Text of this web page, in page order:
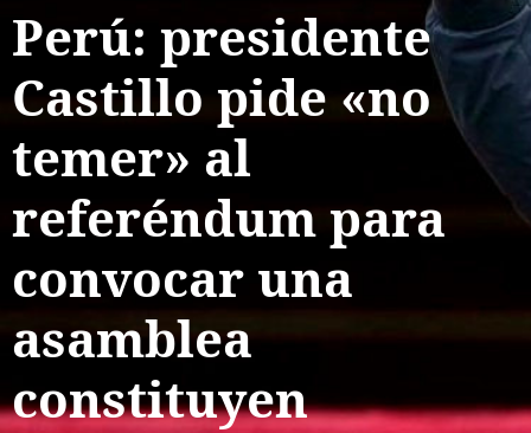
Perú: presidente
Castillo pide «no
temer» al
referéndum para
convocar una
asamblea
constituyen